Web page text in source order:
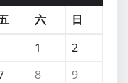
六
日
1
2
8
9